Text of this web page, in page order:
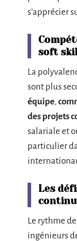
s’apprécier
soft
La
sont plus
équipe,
des projets
salariale et
particulier
Les
Le rythme
ingénieurs